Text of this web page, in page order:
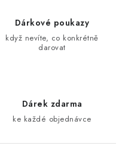
Dárkové poukazy
když nevíte, co konkrétně
darovat
Dárek zdarma
ke každé objednávce